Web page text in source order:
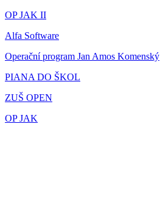
OP JAK II
Alfa Software
Operační program Jan Amos Komenský
PIANA DO ŠKOL
ZUŠ OPEN
OP JAK